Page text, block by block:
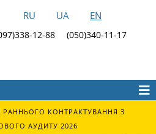
RU UA EN
12-88 (050)340-11-17
РАННЬОГО КОНТРАКТУВАННЯ З
АУДИТУ 2026